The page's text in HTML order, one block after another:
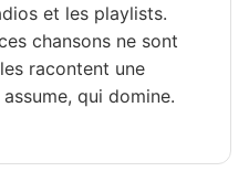
et les playlists.
chansons ne sont
racontent une
qui domine.